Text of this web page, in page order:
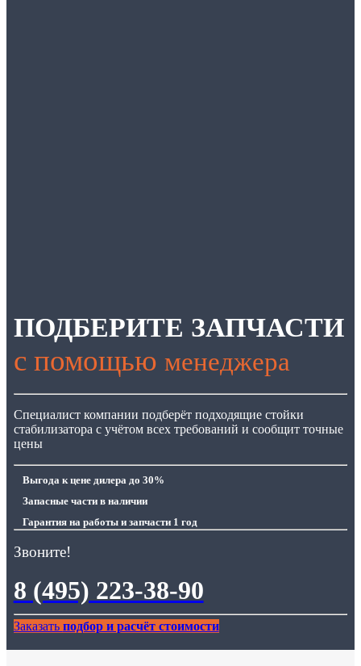
ПОДБЕРИТЕ ЗАПЧАСТИ
с помощью менеджера
Специалист компании подберёт подходящие стойки
стабилизатора с учётом всех требований и сообщит точные
цены
Выгодак цене дилера до 30%
Запасные частив наличии
Гарантияна работы и запчасти 1 год
Звоните!
8 (495) 223-38-90
Заказать подбор и расчёт стоимости